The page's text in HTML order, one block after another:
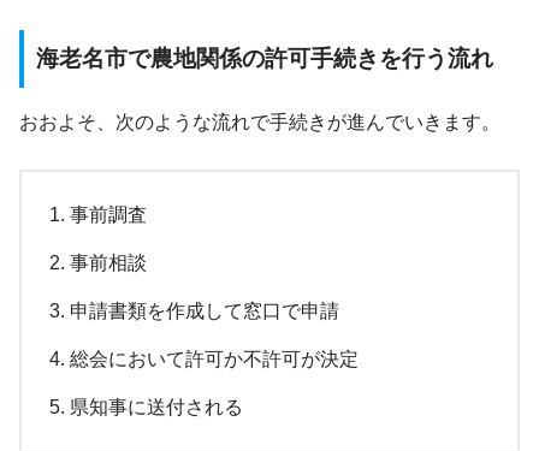
海老名市で農地関係の許可手続きを行う流れ
おおよそ、次のような流れで手続きが進んでいきます。
事前調査
事前相談
申請書類を作成して窓口で申請
総会において許可か不許可が決定
県知事に送付される